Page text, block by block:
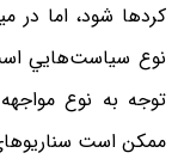
كردها شود، اما در
نوع سياست‌هايي
توجه به نوع
ممكن است